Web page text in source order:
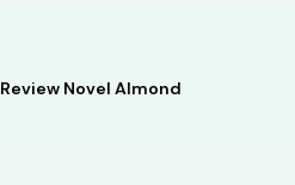
Review Novel Almond